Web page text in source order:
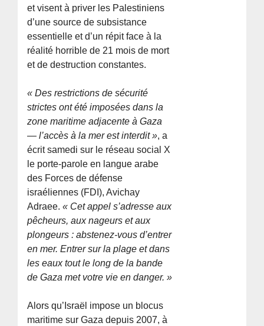
et visent à priver les Palestiniens
d’une source de subsistance
essentielle et d’un répit face à la
réalité horrible de 21 mois de mort
et de destruction constantes.
« Des restrictions de sécurité
strictes ont été imposées dans la
zone maritime adjacente à Gaza
— l’accès à la mer est interdit », a
écrit samedi sur le réseau social X
le porte-parole en langue arabe
des Forces de défense
israéliennes (FDI), Avichay
Adraee.« Cet appel s’adresse aux
pêcheurs, aux nageurs et aux
plongeurs : abstenez-vous d’entrer
en mer. Entrer sur la plage et dans
les eaux tout le long de la bande
de Gaza met votre vie en danger. »
Alors qu’Israël impose un blocus
maritime sur Gaza depuis 2007, à